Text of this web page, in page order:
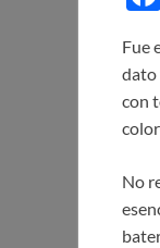
Fue
dato
con
No